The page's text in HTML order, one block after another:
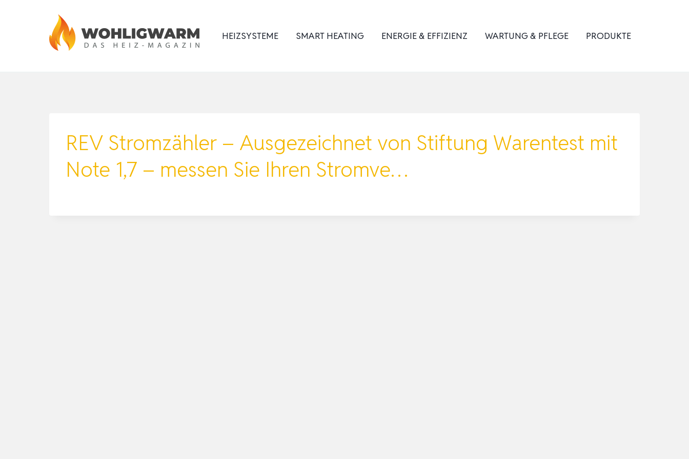
HEIZSYSTEME SMART HEATING ENERGIE & EFFIZIENZ WARTUNG & PFLEGE PRODUKTE
REV Stromzähler – Ausgezeichnet von Stiftung Warentest mit
Note 1,7 – messen Sie Ihren Stromve…